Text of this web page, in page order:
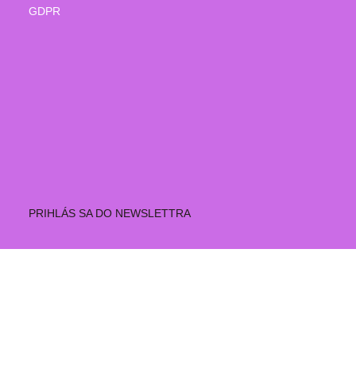
GDPR
PRIHLÁS SA DO NEWSLETTRA